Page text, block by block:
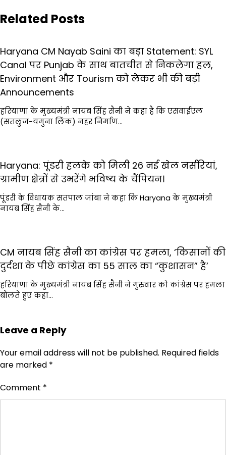
Related Posts
Haryana CM Nayab Saini का बड़ा Statement: SYL
Canal पर Punjab के साथ बातचीत से निकलेगा हल,
Environment और Tourism को लेकर भी की बड़ी
Announcements
हरियाणा के मुख्यमंत्री नायब सिंह सैनी ने कहा है कि एसवाईएल
(सतलुज-यमुना लिंक) नहर निर्माण…
Haryana: पूंडरी हलके को मिली 26 नई खेल नर्सरियां,
ग्रामीण क्षेत्रों से उभरेंगे भविष्य के चैंपियन।
पूंडरी के विधायक सतपाल जांबा ने कहा कि Haryana के मुख्यमंत्री
नायब सिंह सैनी के…
CM नायब सिंह सैनी का कांग्रेस पर हमला, ‘किसानों की
दुर्दशा के पीछे कांग्रेस का 55 साल का “कुशासन” है’
हरियाणा के मुख्यमंत्री नायब सिंह सैनी ने गुरुवार को कांग्रेस पर हमला
बोलते हुए कहा…
Leave a Reply
Your email address will not be published. Required fields
are marked *
Comment *